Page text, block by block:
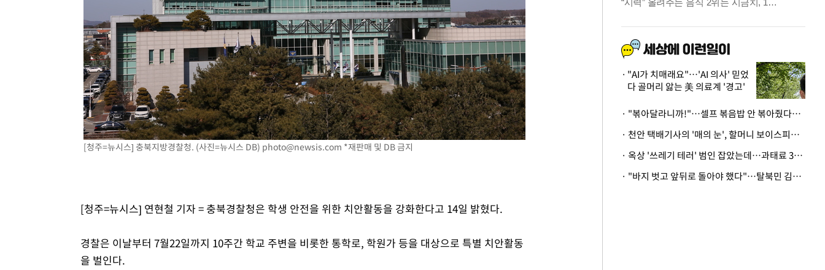
낮 최고 37도 찜통더위…곳곳 소나기·강원 많은 비[내일날씨]
SK하이닉스, 용인·청주 팹에 54조 투자…"AI 메모리 수요 선제 대
여자배구 이재영·이다영 자매, 아제르바이잔 투란VC 입단
외국인 심판 성 접대 7경기 들여다보니…한국 축구 '5승 2무'
[속보]코스닥, 2.86포인트(0.36%) 내린 798.81마감
[속보]코스피, 6200선 약보합…0.60% 내린 6258.77에 마쳐
[속보]원·달러 환율, 7.7원 내린 1416.1원 마감
[속보] 노원서 40.1도 관측…서울, 2018년 이후 첫 40도
[속보]종합특검, '계엄 수용공간 확보' 신용해 前교정본부장 기소
[속보]국힘 윤리위, '돌려차기 발언' 진종오·서범수 징계 절차 개시
[청주=뉴시스] 충북지방경찰청. (사진=뉴시스 DB) photo@newsis.com *재판매 및 DB 금지
[청주=뉴시스] 연현철 기자 = 충북경찰청은 학생 안전을 위한 치안활동을 강화한다고 14일 밝혔다.
경찰은 이날부터 7월22일까지 10주간 학교 주변을 비롯한 통학로, 학원가 등을 대상으로 특별 치안활동
을 벌인다.
"AI가 치매래요"…'AI 의사' 믿었
다 골머리 앓는 美 의료계 '경고'
· "볶아달라니까!"…셀프 볶음밥 안 볶아줬다고 사장 폭행한 손님
· 천안 택배기사의 '매의 눈', 할머니 보이스피싱 피해 막아
· 옥상 '쓰레기 테러' 범인 잡았는데…과태료 3만원 처분에 숙박업주 허탈
· "바지 벗고 앞뒤로 돌아야 했다"…탈북민 김서아, 기쁨조 검사 수치심 회상